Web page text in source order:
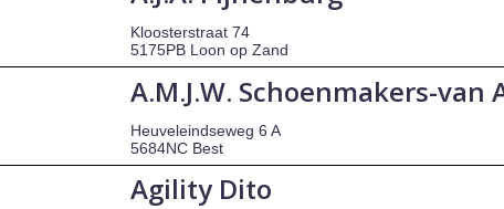
Kloosterstraat 74
5175PB Loon op Zand
A.M.J.W. Schoenmakers-van
Heuveleindseweg 6 A
5684NC Best
Agility Dito